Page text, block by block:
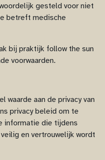
gesteld voor niet
betreft medische
bij praktijk follow the sun
voorwaarden.
waarde aan de privacy van
privacy beleid om te
informatie die tijdens
en vertrouwelijk wordt